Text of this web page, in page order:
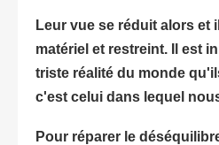
Leur vue se réduit alors et
matériel et restreint. Il est
triste réalité du monde
c'est celui dans lequel
Pour réparer le